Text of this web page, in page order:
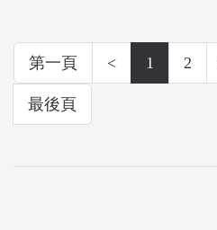
第一頁 < 1 2
最後頁